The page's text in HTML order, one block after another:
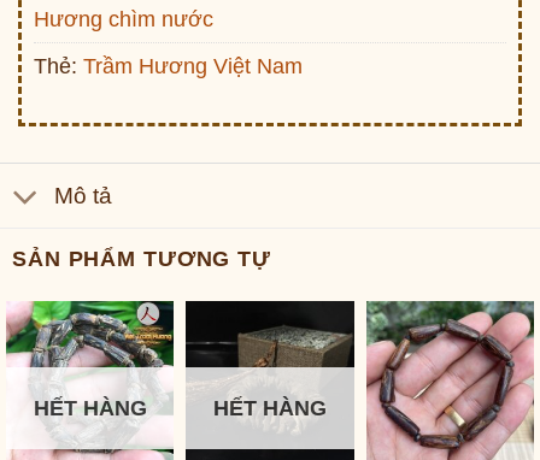
Hương chìm nước
Thẻ: Trầm Hương Việt Nam
Mô tả
SẢN PHẨM TƯƠNG TỰ
HẾT HÀNG HẾT HÀNG